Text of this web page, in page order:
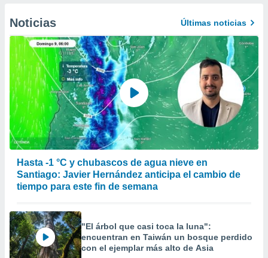
en
en
de
un
o acceder
perfiles
utilizar
Noticias Últimas noticias
Hasta -1 °C y chubascos de agua nieve en
Santiago: Javier Hernández anticipa el cambio de
tiempo para este fin de semana
"El árbol que casi toca la luna":
encuentran en Taiwán un bosque perdido
con el ejemplar más alto de Asia